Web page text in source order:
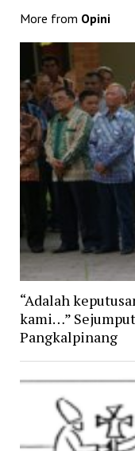
More from Opini
“Adalah
kami…”
Pangkalpinang